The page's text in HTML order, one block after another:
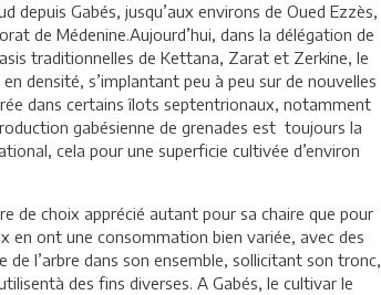
depuis Gabés, jusqu’aux environs de Oued Ezzès,
de Médenine.Aujourd’hui, dans la délégation de
traditionnelles de Kettana, Zarat et Zerkine, le
densité, s’implantant peu à peu sur de nouvelles
dans certains îlots septentrionaux, notamment
gabésienne de grenades est toujours la
cela pour une superficie cultivée d’environ
choix apprécié autant pour sa chaire que pour
en ont une consommation bien variée, avec des
de l’arbre dans son ensemble, sollicitant son tronc,
des fins diverses. A Gabés, le cultivar le